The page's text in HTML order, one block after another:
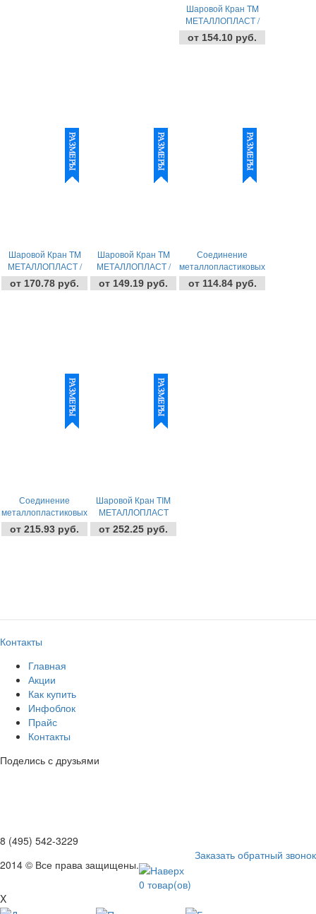
Шаровой Кран TM
МЕТАЛЛОПЛАСТ /
Резьба
ВНУТРЕННЕЯ/
от 154.10 руб.
Шаровой Кран TM
МЕТАЛЛОПЛАСТ /
Цанговый/
от 170.78 руб.
Шаровой Кран TM
МЕТАЛЛОПЛАСТ /
Резьба НАРУЖНЕЯ/
от 149.19 руб.
Соединение
металлопластиковых
труб уголок Цанг.-
Внут. Tim
от 114.84 руб.
Соединение
металлопластиковых
труб крестовина
Цанг.-Цанг. Tim
от 215.93 руб.
Шаровой Кран TIM
МЕТАЛЛОПЛАСТ
от 252.25 руб.
Контакты
Главная
Акции
Как купить
Инфоблок
Прайс
Контакты
Поделись с друзьями
8 (495) 542-3229
2014 © Все права защищены.
Заказать обратный звонок
0 товар(ов)
X